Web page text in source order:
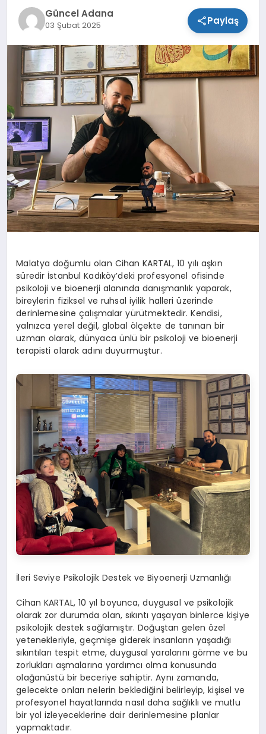
Güncel Adana
03 Şubat 2025 Paylaş
Malatya doğumlu olan Cihan KARTAL, 10 yılı aşkın
süredir İstanbul Kadıköy’deki profesyonel ofisinde
psikoloji ve bioenerji alanında danışmanlık yaparak,
bireylerin fiziksel ve ruhsal iyilik halleri üzerinde
derinlemesine çalışmalar yürütmektedir. Kendisi,
yalnızca yerel değil, global ölçekte de tanınan bir
uzman olarak, dünyaca ünlü bir psikoloji ve bioenerji
terapisti olarak adını duyurmuştur.
İleri Seviye Psikolojik Destek ve Biyoenerji Uzmanlığı
Cihan KARTAL, 10 yıl boyunca, duygusal ve psikolojik
olarak zor durumda olan, sıkıntı yaşayan binlerce kişiye
psikolojik destek sağlamıştır. Doğuştan gelen özel
yetenekleriyle, geçmişe giderek insanların yaşadığı
sıkıntıları tespit etme, duygusal yaralarını görme ve bu
zorlukları aşmalarına yardımcı olma konusunda
olağanüstü bir beceriye sahiptir. Aynı zamanda,
gelecekte onları nelerin beklediğini belirleyip, kişisel ve
profesyonel hayatlarında nasıl daha sağlıklı ve mutlu
bir yol izleyeceklerine dair derinlemesine planlar
yapmaktadır.